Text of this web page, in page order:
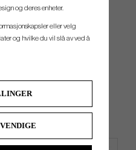
og deres enheter.
eller velg
og hvilke du vil slå av ved å